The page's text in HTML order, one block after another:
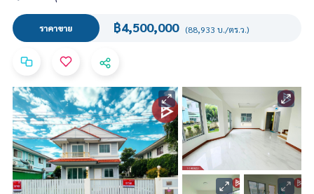
ราคาขาย ฿4,500,000 (88,933 บ./ตร.ว.)